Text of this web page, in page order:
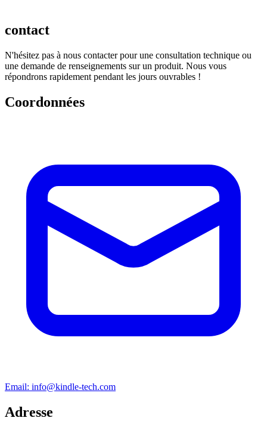
contact
N'hésitez pas à nous contacter pour une consultation technique ou
une demande de renseignements sur un produit. Nous vous
répondrons rapidement pendant les jours ouvrables !
Coordonnées
Email: info@kindle-tech.com
Adresse